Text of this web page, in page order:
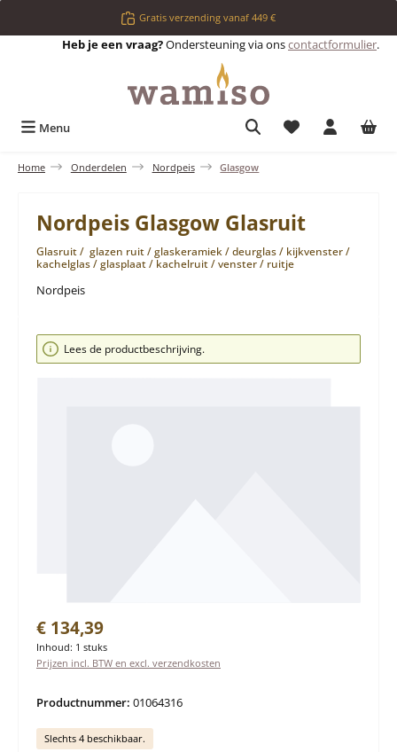
Ga naar de hoofdinhoudGratis verzending vanaf 449 €
Heb je een vraag?Ondersteuning via onscontactformulier.
Menu Je hebt 0 items
Home Onderdelen Nordpeis Glasgow
Nordpeis Glasgow Glasruit
Glasruit / glazen ruit / glaskeramiek / deurglas / kijkvenster /
kachelglas / glasplaat / kachelruit / venster / ruitje
Nordpeis
Afbeeldingengalerij overslaan
Lees de productbeschrijving.
Normale prijs:
€ 134,39
Inhoud: 1 stuks
Prijzen incl. BTW en excl. verzendkosten
Productnummer: 01064316
Slechts 4 beschikbaar.